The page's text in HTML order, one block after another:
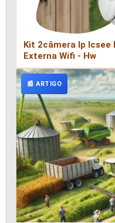
Kit 2câmera Ip Icsee
Externa Wifi - Hw
📰 ARTIGO